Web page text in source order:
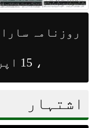
روزنامہ
، 15 اپریل 2026
اشتہار